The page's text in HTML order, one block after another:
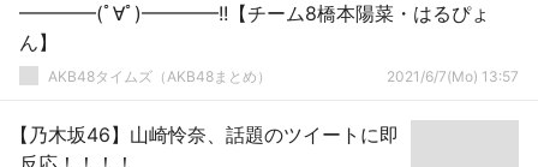
━━━━(ﾟ∀ﾟ)━━━━!!【チーム8橋本陽菜・はるぴょ
ん】
AKB48タイムズ（AKB48まとめ） 2021/6/7(Mo) 13:57
【乃木坂46】山崎怜奈、話題のツイートに即